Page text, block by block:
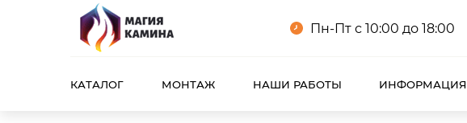
Пн-Пт с 10:00 до 18:00
КАТАЛОГ МОНТАЖ НАШИ РАБОТЫ ИНФОРМАЦИЯ